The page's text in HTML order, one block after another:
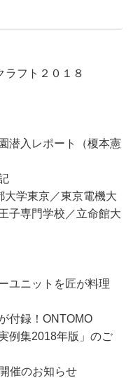
ラフト２０１８
潜入レポート（榎本憲
学東京／東京電機大
子専門学校／立命館大
ユニットを匠が料理
付録！ONTOMO
例集2018年版」のご
催のお知らせ